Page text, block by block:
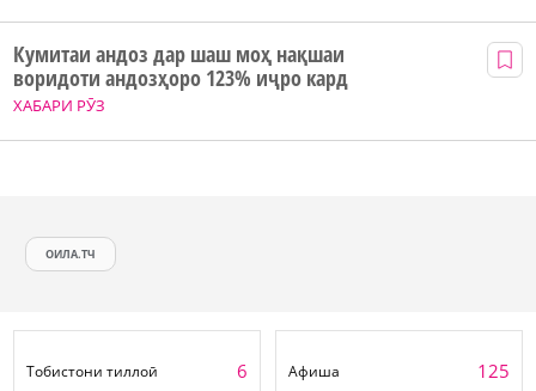
ХАБАРИ РӮЗ
Кумитаи андоз дар шаш моҳ нақшаи
воридоти андозҳоро 123% иҷро кард
ОИЛА.ТЧ
Тобистони тиллоӣ 6 Афиша 125